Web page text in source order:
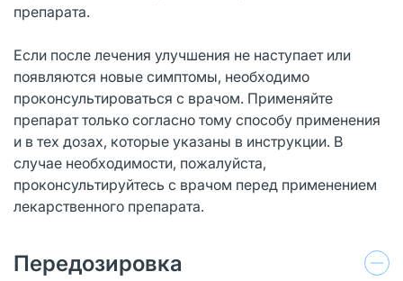
препарата.
Если после лечения улучшения не наступает или
появляются новые симптомы, необходимо
проконсультироваться с врачом. Применяйте
препарат только согласно тому способу применения
и в тех дозах, которые указаны в инструкции. В
случае необходимости, пожалуйста,
проконсультируйтесь с врачом перед применением
лекарственного препарата.
Передозировка